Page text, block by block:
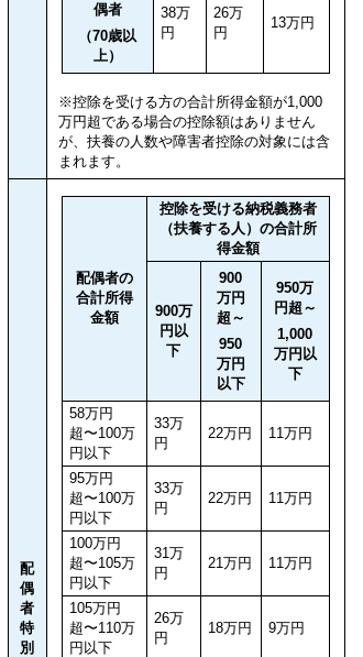
偶者
（70歳以
上）
38万
円
26万
円
13万円
※控除を受ける方の合計所得金額が1,000
万円超である場合の控除額はありません
が、扶養の人数や障害者控除の対象には含
まれます。
配
偶
者
特
別
配偶者の
合計所得
金額
控除を受ける納税義務者
（扶養する人）の合計所
得金額
900万
円以
下
900
万円
超～
950
万円
以下
950万
円超～
1,000
万円以
下
58万円
超〜100万
円以下
33万
円
22万円 11万円
95万円
超〜100万
円以下
33万
円
22万円 11万円
100万円
超〜105万
円以下
31万
円
21万円 11万円
105万円
超〜110万
円以下
26万
円
18万円 9万円